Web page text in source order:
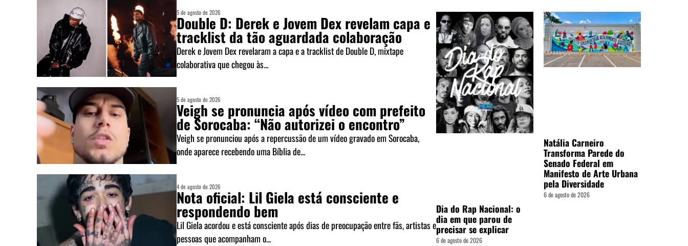
5 de agosto de 2026
Double D: Derek e Jovem Dex revelam capa e
tracklist da tão aguardada colaboração
Derek e Jovem Dex revelaram a capa e a tracklist de Double D, mixtape
colaborativa que chegou às...
5 de agosto de 2026
Veigh se pronuncia após vídeo com prefeito
de Sorocaba: “Não autorizei o encontro”
Veigh se pronunciou após a repercussão de um vídeo gravado em Sorocaba,
onde aparece recebendo uma Bíblia de...
4 de agosto de 2026
Nota oficial: Lil Giela está consciente e
respondendo bem
Lil Giela acordou e está consciente após dias de preocupação entre fãs, artistas e
pessoas que acompanham o...
Dia do Rap Nacional: o
dia em que parou de
precisar se explicar
6 de agosto de 2026
Natália Carneiro
Transforma Parede do
Senado Federal em
Manifesto de Arte Urbana
pela Diversidade
6 de agosto de 2026